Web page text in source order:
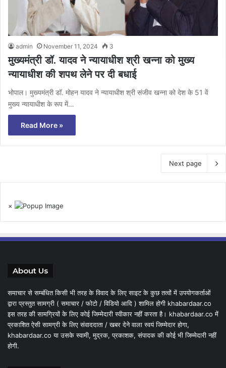
admin November 11, 2024 3
मुख्यमंत्री डॉ. यादव ने न्यायाधीश श्री खन्ना को मुख्य
न्यायाधीश की शपथ लेने पर दी बधाई
भोपाल। मुख्यमंत्री डॉ. मोहन यादव ने न्यायाधीश श्री संजीव खन्ना को देश के 51 वें
मुख्य न्यायाधीश के रूप में…
Read More »
Next page
×
About Us
समाचार से सम्बंधित किसी भी तरह के विवाद के लिए साइट के कुछ तत्वों में उपयोगकर्ताओं
द्वारा प्रस्तुत सामग्री ( समाचार / फोटो / विडियो आदि ) शामिल होगी khabardaar.co
इस तरह की सामग्रियों के लिए कोई जिम्मेदारी स्वीकार नहीं करता है। khabardaar.co में
प्रकाशित ऐसी सामग्री के लिए संवाददाता / खबर देने वाला स्वयं जिम्मेदार होगा,
khabardaar.co या उसके स्वामी, मुद्रक, प्रकाशक, संपादक की कोई भी जिम्मेदारी नहीं
होगी.